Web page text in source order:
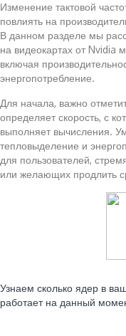
Изменение тактовой
повлиять на
В данном разделе мы
на видеокартах от Nvidia
включая
энергопотребление.
Для начала, важно
определяет скорость, с
выполняет вычисления.
тепловыделение и
для пользователей,
или желающих продлить
Узнаем сколько ядер в
работает на данный